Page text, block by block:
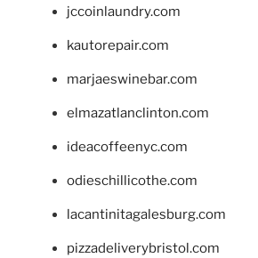
jccoinlaundry.com
kautorepair.com
marjaeswinebar.com
elmazatlanclinton.com
ideacoffeenyc.com
odieschillicothe.com
lacantinitagalesburg.com
pizzadeliverybristol.com